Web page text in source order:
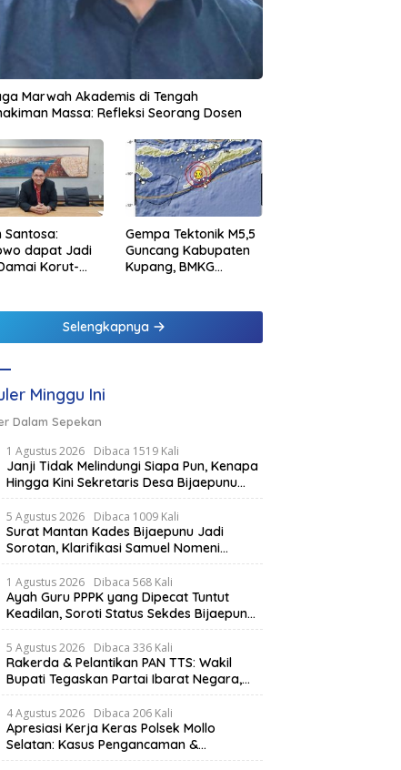
Marwah Akademis di Tengah
Massa: Refleksi Seorang Dosen
Santosa:
dapat Jadi
Korut-
Gempa Tektonik M5,5
Guncang Kabupaten
Kupang, BMKG
Selengkapnya
Minggu Ini
Dalam Sepekan
1 Agustus 2026 Dibaca 1519 Kali
Janji Tidak Melindungi Siapa Pun, Kenapa
Hingga Kini Sekretaris Desa Bijaepunu
Masih Aktif. Berikut penjelasan Ketua
Komisi I DPRD TTS.
5 Agustus 2026 Dibaca 1009 Kali
Surat Mantan Kades Bijaepunu Jadi
Sorotan, Klarifikasi Samuel Nomeni
Berbeda dengan Isi Dokumen yang
Beredar
1 Agustus 2026 Dibaca 568 Kali
Ayah Guru PPPK yang Dipecat Tuntut
Keadilan, Soroti Status Sekdes Bijaepunu
yang Masih Aktif Bekerja
5 Agustus 2026 Dibaca 336 Kali
Rakerda & Pelantikan PAN TTS: Wakil
Bupati Tegaskan Partai Ibarat Negara,
SPK Buka Kabar Sawah 3.000 Hektar &
Larangan Politik Uang
4 Agustus 2026 Dibaca 206 Kali
Apresiasi Kerja Keras Polsek Mollo
Selatan: Kasus Pengancaman &
Pencemaran Nama Baik Berakhir Damai